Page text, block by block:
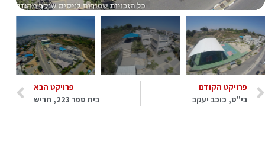
פרויקט הקודם
בי"ס, כוכב יעקב
פרויקט הבא
בית ספר 223, חריש